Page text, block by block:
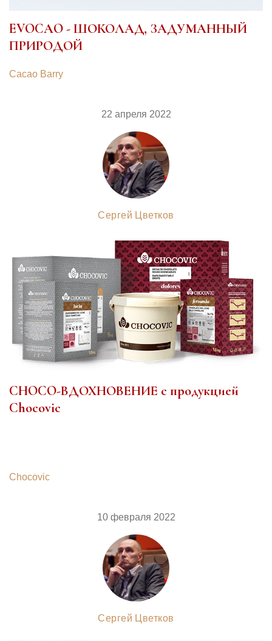
EVOCAO - ШОКОЛАД, ЗАДУМАННЫЙ
ПРИРОДОЙ
Cacao Barry
22 апреля 2022
Сергей Цветков
CHOCO-ВДОХНОВЕНИЕ с продукцией
Chocovic
Chocovic
10 февраля 2022
Сергей Цветков